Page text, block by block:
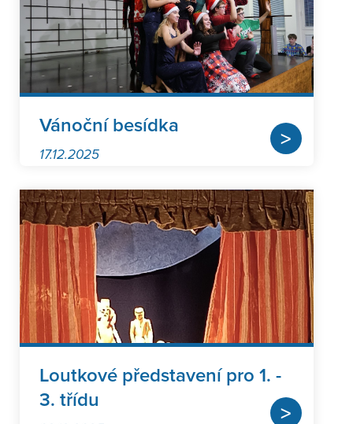
Vánoční besídka
17.12.2025
>
Loutkové představení pro 1. -
3. třídu
>